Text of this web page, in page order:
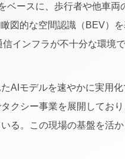
ースに、歩行者や他車両
図的な空間認識（BEV）
インフラが不十分な環境
AIモデルを速やかに実用
クシー事業を展開しており
る。この現場の基盤を活